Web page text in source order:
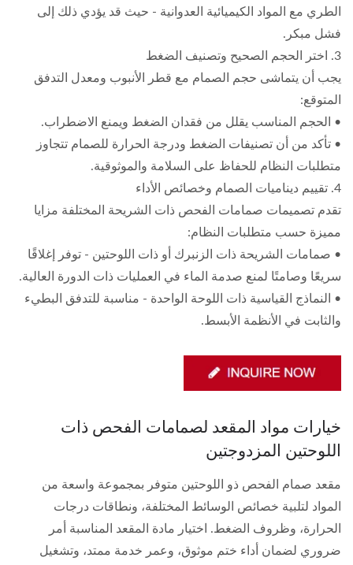
الطري مع المواد الكيميائية العدوانية - حيث قد يؤدي ذلك إلى
فشل مبكر.
3. اختر الحجم الصحيح وتصنيف الضغط
يجب أن يتماشى حجم الصمام مع قطر الأنبوب ومعدل التدفق
المتوقع:
• الحجم المناسب يقلل من فقدان الضغط ويمنع الاضطراب.
• تأكد من أن تصنيفات الضغط ودرجة الحرارة للصمام تتجاوز
متطلبات النظام للحفاظ على السلامة والموثوقية.
4. تقييم ديناميات الصمام وخصائص الأداء
تقدم تصميمات صمامات الفحص ذات الشريحة المختلفة مزايا
مميزة حسب متطلبات النظام:
• صمامات الشريحة ذات الزنبرك أو ذات اللوحتين - توفر إغلاقًا
سريعًا وصامتًا لمنع صدمة الماء في العمليات ذات الدورة العالية.
• النماذج القياسية ذات اللوحة الواحدة - مناسبة للتدفق البطيء
والثابت في الأنظمة الأبسط.
خيارات مواد المقعد لصمامات الفحص ذات
اللوحتين المزدوجتين
مقعد صمام الفحص ذو اللوحتين متوفر بمجموعة واسعة من
المواد لتلبية خصائص الوسائط المختلفة، ونطاقات درجات
الحرارة، وظروف الضغط. اختيار مادة المقعد المناسبة أمر
ضروري لضمان أداء ختم موثوق، وعمر خدمة ممتد، وتشغيل